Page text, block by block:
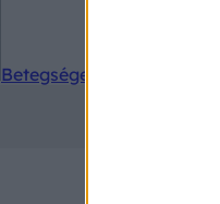
Betegségek A-Z